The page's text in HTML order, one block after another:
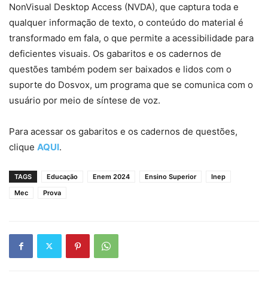
NonVisual Desktop Access (NVDA), que captura toda e
qualquer informação de texto, o conteúdo do material é
transformado em fala, o que permite a acessibilidade para
deficientes visuais. Os gabaritos e os cadernos de
questões também podem ser baixados e lidos com o
suporte do Dosvox, um programa que se comunica com o
usuário por meio de síntese de voz.
Para acessar os gabaritos e os cadernos de questões,
clique AQUI.
TAGS Educação Enem 2024 Ensino Superior
Inep
Mec
Prova